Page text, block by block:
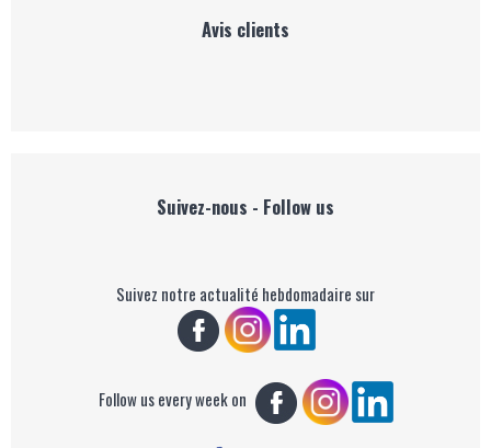
Avis clients
Suivez-nous - Follow us
Suivez notre actualité hebdomadaire sur
Follow us every week on